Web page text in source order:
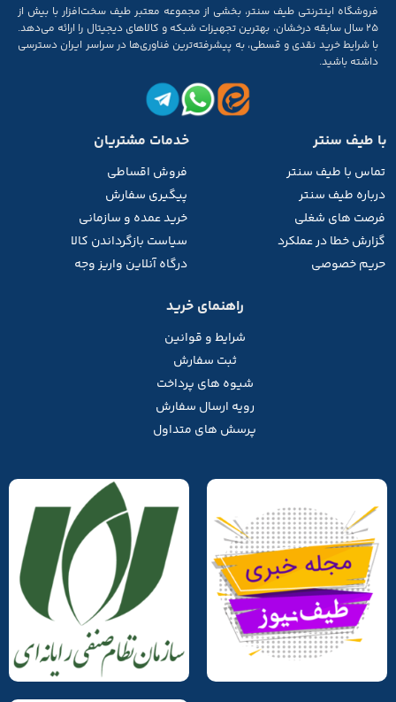
فروشگاه اینترنتی طیف سنتر، بخشی از مجموعه‌ معتبر طیف سخت‌افزار با بیش از
۲۵ سال سابقه‌ درخشان، بهترین تجهیزات شبکه و کالاهای دیجیتال را ارائه می‌دهد.
با شرایط خرید نقدی و قسطی، به پیشرفته‌ترین فناوری‌ها در سراسر ایران دسترسی
داشته باشید.
با طیف سنتر
تماس با طیف سنتر
درباره طیف سنتر
فرصت های شغلی
گزارش خطا در عملکرد
حریم خصوصی
خدمات مشتریان
فروش اقساطی
پیگیری سفارش
خرید عمده و سازمانی
سیاست بازگرداندن کالا
درگاه آنلاین واریز وجه
راهنمای خرید
شرایط و قوانین
ثبت سفارش
شیوه های پرداخت
رویه ارسال سفارش
پرسش های متداول